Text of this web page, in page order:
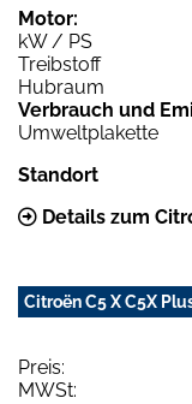
Motor:
kW / PS
Treibstoff
Hubraum
Verbrauch und
Umweltplakette
Standort
Details zum
Citroën C5 X C5X
Preis:
MWSt: